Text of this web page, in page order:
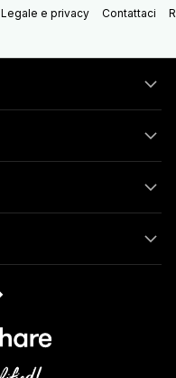
Legale e privacy Contattaci